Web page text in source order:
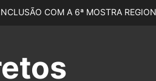
COM A 6ª MOSTRA